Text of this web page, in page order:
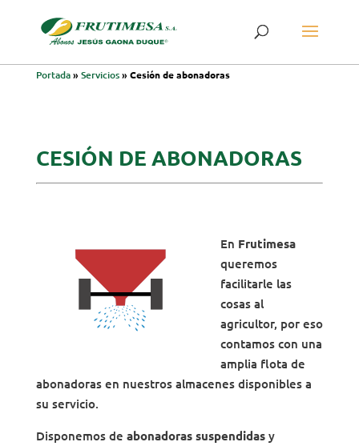
Portada» Servicios» Cesión de abonadoras
CESIÓN DE ABONADORAS
En Frutimesa
queremos
facilitarle las
cosas al
agricultor, por eso
contamos con una
amplia flota de
abonadoras en nuestros almacenes disponibles a
su servicio.
Disponemos de abonadoras suspendidasy